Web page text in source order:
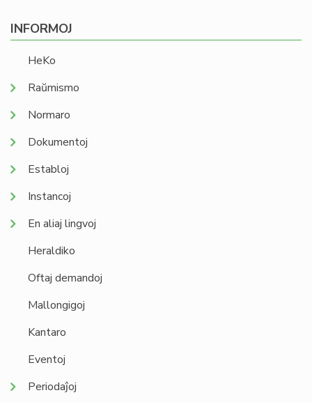
INFORMOJ
HeKo
Raŭmismo
Normaro
Dokumentoj
Establoj
Instancoj
En aliaj lingvoj
Heraldiko
Oftaj demandoj
Mallongigoj
Kantaro
Eventoj
Periodaĵoj